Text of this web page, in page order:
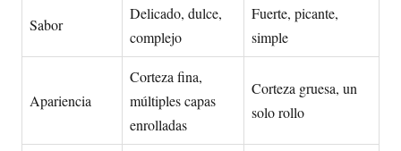
Sabor
Delicado, dulce,
complejo
Fuerte, picante,
simple
Apariencia
Corteza fina,
múltiples capas
enrolladas
Corteza gruesa, un
solo rollo